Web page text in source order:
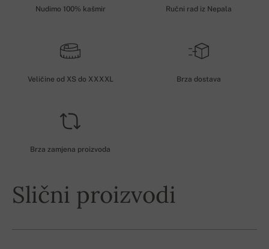
Nudimo 100% kašmir Ručni rad iz Nepala
Veličine od XS do XXXXL Brza dostava
Brza zamjena proizvoda
Slični proizvodi